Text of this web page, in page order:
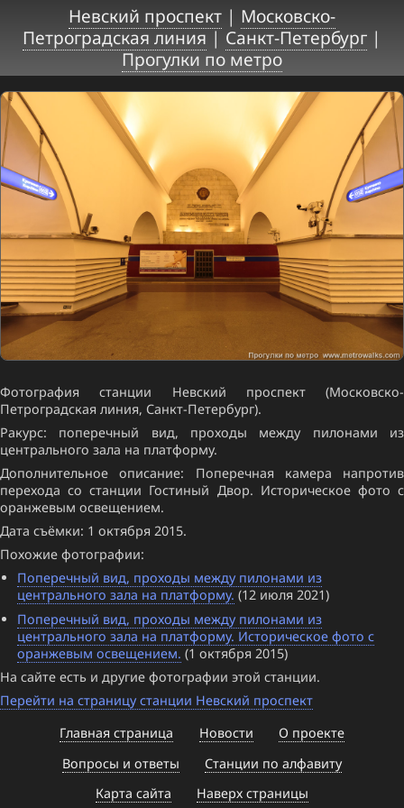
Невский проспект | Московско-
Петроградская линия|Санкт-Петербург |
Прогулки по метро
Фотография станции Невский проспект (Московско-
Петроградская линия, Санкт-Петербург).
Ракурс: поперечный вид, проходы между пилонами из
центрального зала на платформу.
Дополнительное описание: Поперечная камера напротив
перехода со станции Гостиный Двор. Историческое фото с
оранжевым освещением.
Дата съёмки: 1 октября 2015.
Похожие фотографии:
Поперечный вид, проходы между пилонами из
центрального зала на платформу. (12 июля 2021)
Поперечный вид, проходы между пилонами из
центрального зала на платформу. Историческое фото с
оранжевым освещением. (1 октября 2015)
На сайте есть и другие фотографии этой станции.
Перейти на страницу станции Невский проспект
Главная страница
Новости
О проекте
Вопросы и ответы
Станции по алфавиту
Карта сайта
Наверх страницы